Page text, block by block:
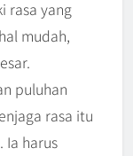
rasa yang
mudah,
puluhan
rasa itu
Ia harus